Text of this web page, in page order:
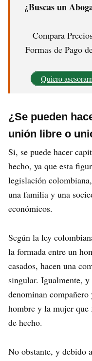
¿Buscas un
Compara
Formas de Pago
Quiero
¿Se pueden
unión libre o
Si, se puede hacer
hecho, ya que esta
legislación
una familia y una
económicos.
Según la ley
la formada entre un
casados, hacen una
singular. Igualmente,
denominan
hombre y la mujer
de hecho.
No obstante, y debido